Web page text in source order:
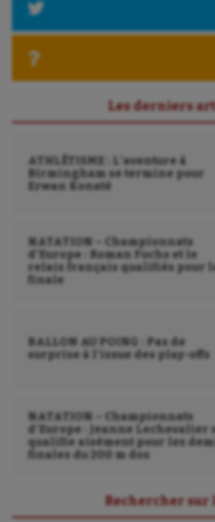
Voile
Wakeboard
Water-polo
Les derniers
ATHLÉTISME : L’aventure à
Birmingham se termine pour
Erwan Konaté
NATATION – Championnats
d’Europe : Roman Fuchs et le
relais français qualifiés pour
finale
BALLON AU POING : Pas de
surprise à l’issue des play-offs
NATATION – Championnats
d’Europe : Jeanne Lechevalier
qualifie aisément pour les
finales du 200 m dos
Rechercher sur